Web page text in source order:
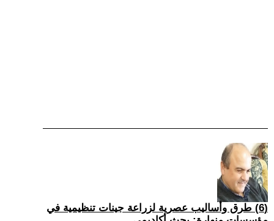
(6) طرق وأساليب عصرية لزراعة جينات تنظيمية في